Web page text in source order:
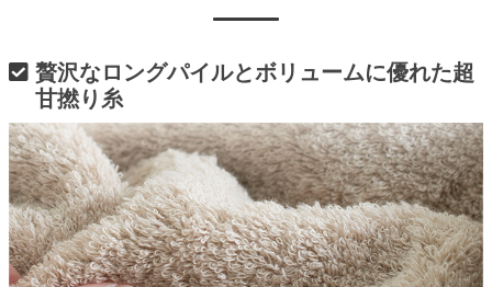
贅沢なロングパイルとボリュームに優れた超
甘撚り糸